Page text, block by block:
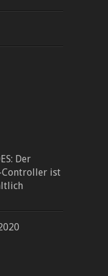
Der
Controller ist